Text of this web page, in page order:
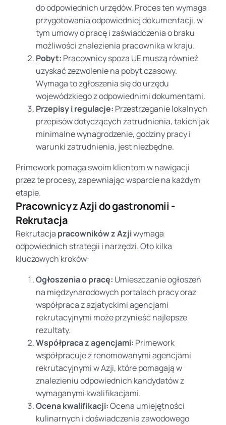
do odpowiednich urzędów. Proces ten wymaga
przygotowania odpowiedniej dokumentacji, w
tym umowy o pracę i zaświadczenia o braku
możliwości znalezienia pracownika w kraju.
Pobyt: Pracownicy spoza UE muszą również
uzyskać zezwolenie na pobyt czasowy.
Wymaga to zgłoszenia się do urzędu
wojewódzkiego z odpowiednimi dokumentami.
Przepisy i regulacje: Przestrzeganie lokalnych
przepisów dotyczących zatrudnienia, takich jak
minimalne wynagrodzenie, godziny pracy i
warunki zatrudnienia, jest niezbędne.
Primework pomaga swoim klientom w nawigacji
przez te procesy, zapewniając wsparcie na każdym
etapie.
Pracownicy z Azji do gastronomii -
Rekrutacja
Rekrutacja pracowników z Azjiwymaga
odpowiednich strategii i narzędzi. Oto kilka
kluczowych kroków:
Ogłoszenia o pracę: Umieszczanie ogłoszeń
na międzynarodowych portalach pracy oraz
współpraca z azjatyckimi agencjami
rekrutacyjnymi może przynieść najlepsze
rezultaty.
Współpraca z agencjami: Primework
współpracuje z renomowanymi agencjami
rekrutacyjnymi w Azji, które pomagają w
znalezieniu odpowiednich kandydatów z
wymaganymi kwalifikacjami.
Ocena kwalifikacji:Ocena umiejętności
kulinarnych i doświadczenia zawodowego